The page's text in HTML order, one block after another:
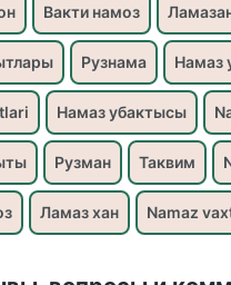
Вакти намоз
Рузнама Намаз
Намаз убактысы
Рузман Таквим
Ламаз хан Namaz